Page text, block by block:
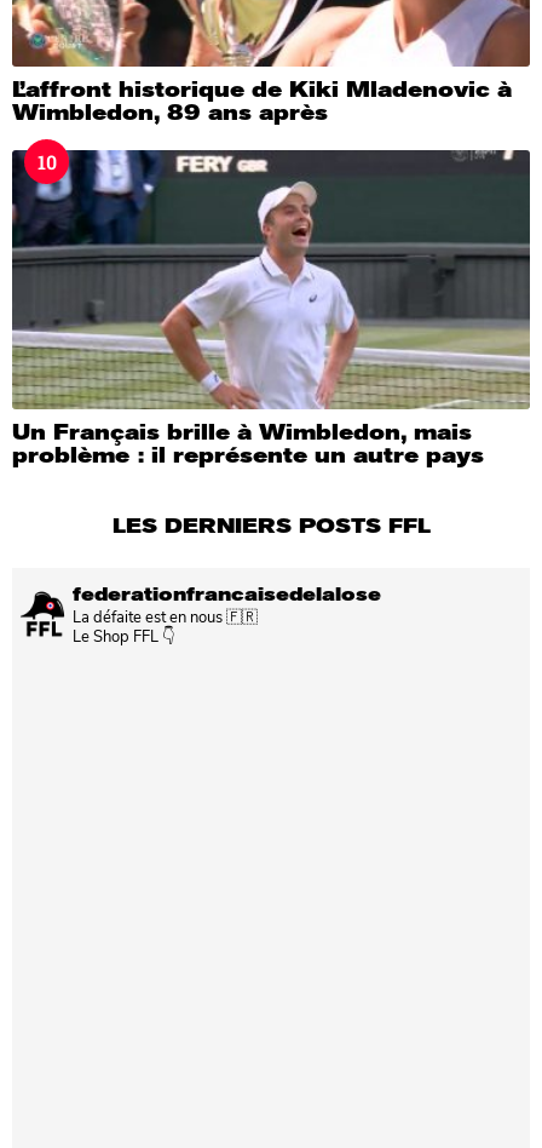
L’affront historique de Kiki Mladenovic à
Wimbledon, 89 ans après
10
Un Français brille à Wimbledon, mais
problème : il représente un autre pays
LES DERNIERS POSTS FFL
federationfrancaisedelalose
La défaite est en nous 🇫🇷
Le Shop FFL 👇